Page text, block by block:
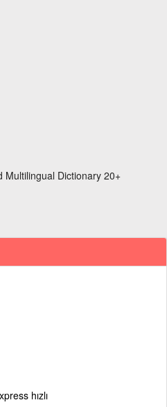
Multilingual Dictionary 20+
hızlı